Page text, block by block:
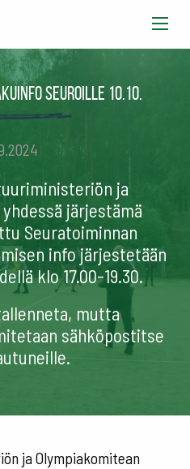
seuroille 10.10.
ja
järjestämä
Seuratoiminnan
info järjestetään
klo 17.00-19.30.
mutta
sähköpostitse
ja Olympiakomitean